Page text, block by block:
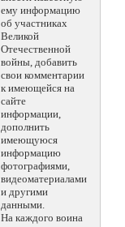
ему информацию
об участниках
Великой
Отечественной
войны, добавить
свои комментарии
к имеющейся на
сайте
информации,
дополнить
имеющуюся
информацию
фотографиями,
видеоматериалами
и другими
данными.
На каждого воина